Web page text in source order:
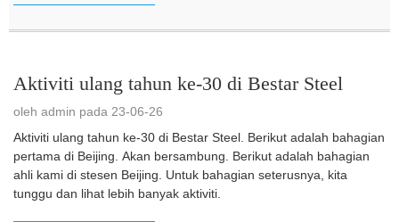
Aktiviti ulang tahun ke-30 di Bestar Steel
oleh admin pada 23-06-26
Aktiviti ulang tahun ke-30 di Bestar Steel. Berikut adalah bahagian
pertama di Beijing. Akan bersambung. Berikut adalah bahagian
ahli kami di stesen Beijing. Untuk bahagian seterusnya, kita
tunggu dan lihat lebih banyak aktiviti.